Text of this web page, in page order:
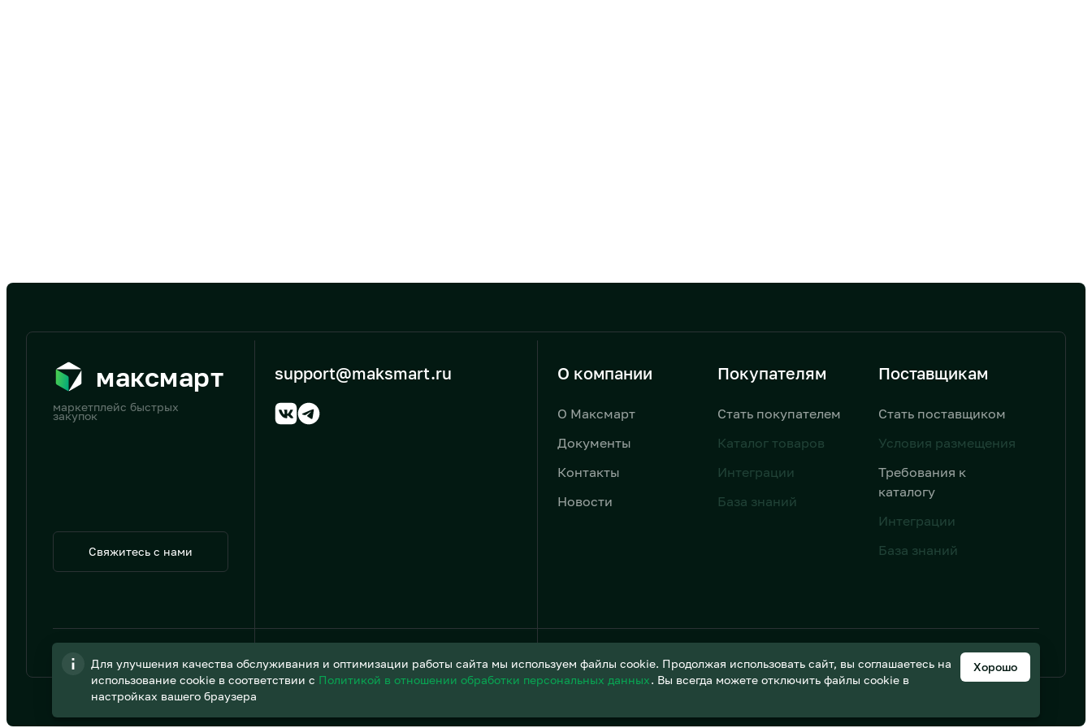
максмарт
маркетплейс быстрых
закупок
Свяжитесь с нами
support@maksmart.ru О компании
О Максмарт
Документы
Контакты
Новости
Покупателям
Стать покупателем
Каталог товаров
Интеграции
База знаний
Поставщикам
Стать поставщиком
Условия размещения
Требования к
каталогу
Интеграции
База знаний
Дизайн от AIC
Для улучшения качества обслуживания и оптимизации работы сайта мы используем файлы cookie. Продолжая использовать сайт, вы соглашаетесь на
использование cookie в соответствии с Политикой в отношении обработки персональных данных. Вы всегда можете отключить файлы cookie в
настройках вашего браузера
Хорошо